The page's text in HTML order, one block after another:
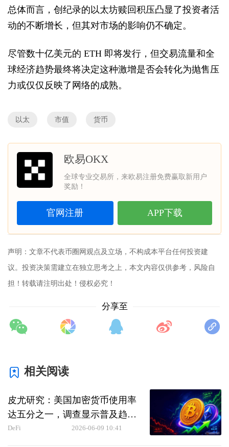
总体而言，创纪录的以太坊赎回积压凸显了投资者活
动的不断增长，但其对市场的影响仍不确定。
尽管数十亿美元的 ETH 即将发行，但交易流量和全
球经济趋势最终将决定这种激增是否会转化为抛售压
力或仅仅反映了网络的成熟。
以太 市值 货币
欧易OKX
全球专业交易所，来欧易注册免费赢取新用户
奖励！
官网注册 APP下载
声明：文章不代表币圈网观点及立场，不构成本平台任何投资建
议。投资决策需建立在独立思考之上，本文内容仅供参考，风险自
担！转载请注明出处！侵权必究！
分享至
相关阅读
皮尤研究：美国加密货币使用率
达五分之一，调查显示普及趋势
增强
DeFi 2026-06-09 10:41